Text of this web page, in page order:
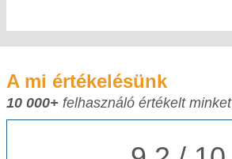
A mi értékelésünk
10 000+ felhasználó értékelt minket